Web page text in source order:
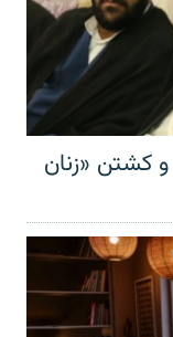
و کشتن «زنان